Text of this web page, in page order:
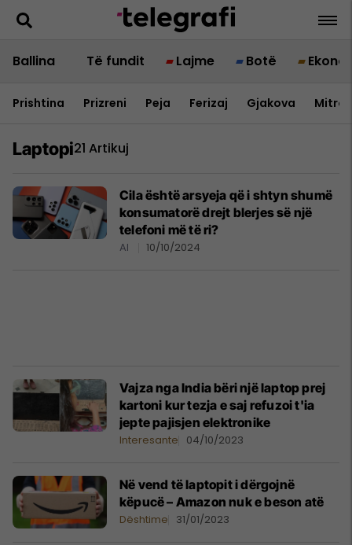
Ballina Të fundit Lajme Botë
Prishtina Prizreni Peja Ferizaj Gjakova
Laptopi21 Artikuj
Cila është arsyeja që i shtyn shumë
konsumatorë drejt blerjes së një
telefoni më të ri?
AI 10/10/2024
Vajza nga India bëri një laptop prej
kartoni kur tezja e saj refuzoi t'ia
jepte pajisjen elektronike
Interesante 04/10/2023
Në vend të laptopit i dërgojnë
këpucë – Amazon nuk e beson atë
Dështime 31/01/2023